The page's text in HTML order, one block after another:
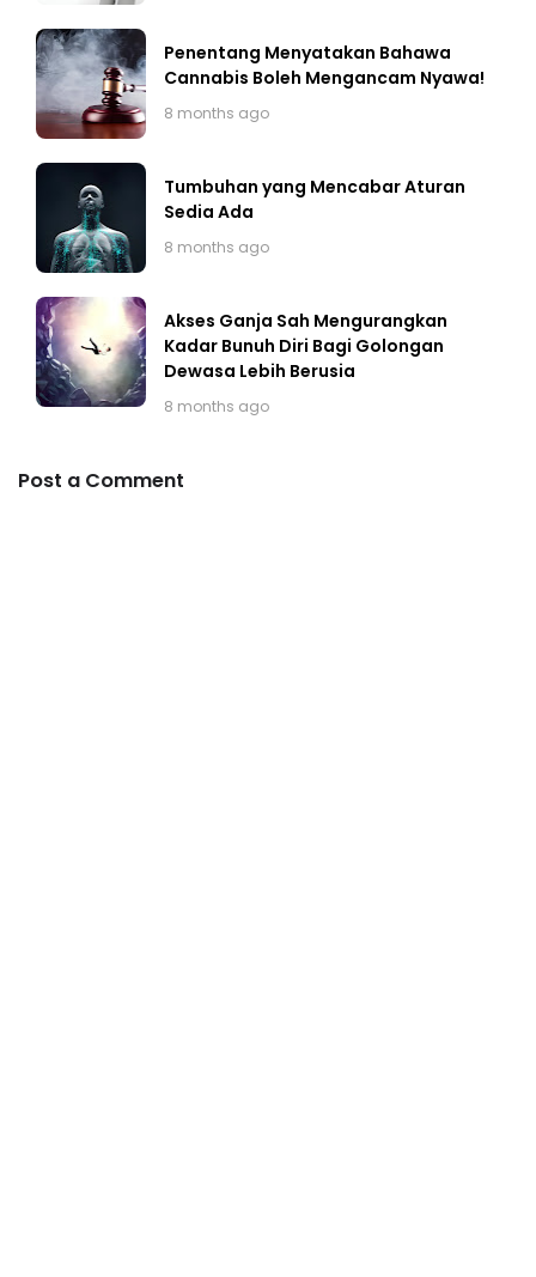
Penentang Menyatakan Bahawa
Cannabis Boleh Mengancam Nyawa!
8 months ago
Tumbuhan yang Mencabar Aturan
Sedia Ada
8 months ago
Akses Ganja Sah Mengurangkan
Kadar Bunuh Diri Bagi Golongan
Dewasa Lebih Berusia
8 months ago
Post a Comment